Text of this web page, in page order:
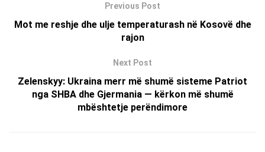
Previous Post
Mot me reshje dhe ulje temperaturash në Kosovë dhe
rajon
Next Post
Zelenskyy: Ukraina merr më shumë sisteme Patriot
nga SHBA dhe Gjermania — kërkon më shumë
mbështetje perëndimore